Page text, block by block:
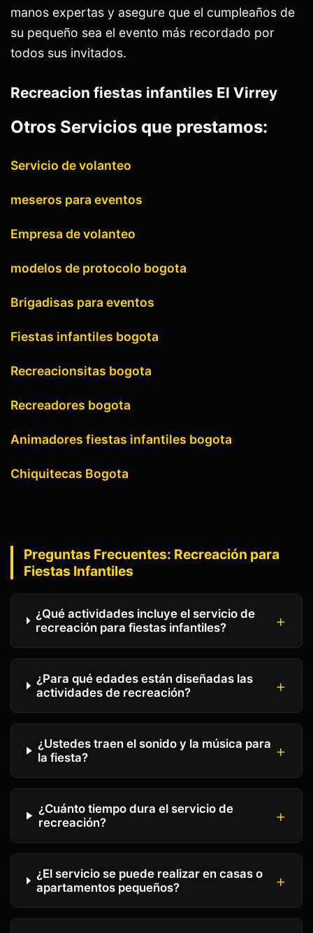
manos expertas y asegure que el cumpleaños de
su pequeño sea el evento más recordado por
todos sus invitados.
Recreacion fiestas infantiles El Virrey
Otros Servicios que prestamos:
Servicio de volanteo
meseros para eventos
Empresa de volanteo
modelos de protocolo bogota
Brigadisas para eventos
Fiestas infantiles bogota
Recreacionsitas bogota
Recreadores bogota
Animadores fiestas infantiles bogota
Chiquitecas Bogota
Preguntas Frecuentes: Recreación para
Fiestas Infantiles
¿Qué actividades incluye el servicio de
recreación para fiestas infantiles?
¿Para qué edades están diseñadas las
actividades de recreación?
¿Ustedes traen el sonido y la música para
la fiesta?
¿Cuánto tiempo dura el servicio de
recreación?
¿El servicio se puede realizar en casas o
apartamentos pequeños?